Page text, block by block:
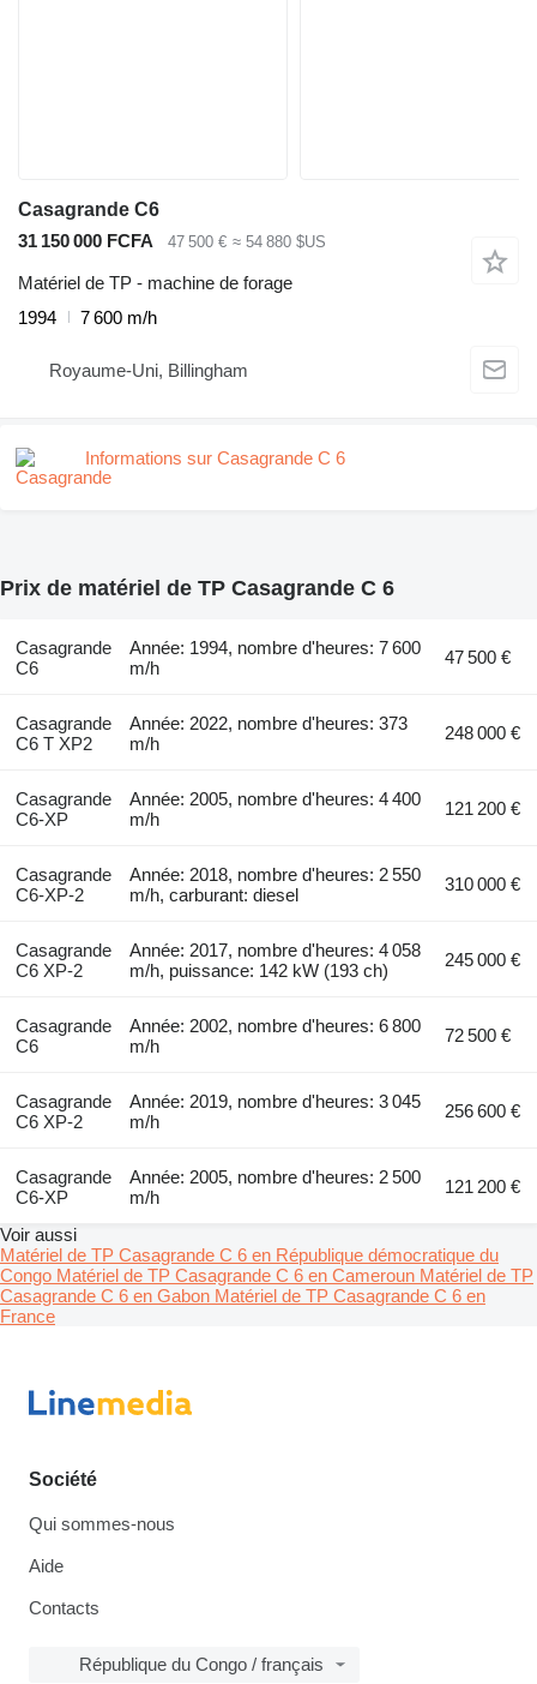
Casagrande C6
31 150 000 FCFA
47 500 € ≈ 54 880 $US
Matériel de TP - machine de forage
1994
7 600 m/h
Royaume-Uni, Billingham
Informations sur Casagrande C 6
Prix de matériel de TP Casagrande C 6
Casagrande
C6
Année: 1994, nombre d'heures: 7 600
m/h
47 500 €
Casagrande
C6 T XP2
Année: 2022, nombre d'heures: 373
m/h
248 000 €
Casagrande
C6-XP
Année: 2005, nombre d'heures: 4 400
m/h
121 200 €
Casagrande
C6-XP-2
Année: 2018, nombre d'heures: 2 550
m/h, carburant: diesel
310 000 €
Casagrande
C6 XP-2
Année: 2017, nombre d'heures: 4 058
m/h, puissance: 142 kW (193 ch)
245 000 €
Casagrande
C6
Année: 2002, nombre d'heures: 6 800
m/h
72 500 €
Casagrande
C6 XP-2
Année: 2019, nombre d'heures: 3 045
m/h
256 600 €
Casagrande
C6-XP
Année: 2005, nombre d'heures: 2 500
m/h
121 200 €
Voir aussi
Matériel de TP Casagrande C 6 en République démocratique du
Congo Matériel de TP Casagrande C 6 en Cameroun Matériel de TP
Casagrande C 6 en Gabon Matériel de TP Casagrande C 6 en
France
Société
Qui sommes-nous
Aide
Contacts
République du Congo / français